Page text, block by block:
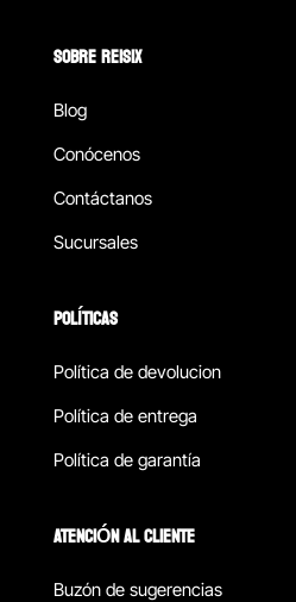
SOBRE REISIX
Blog
Conócenos
Contáctanos
Sucursales
POLÍTICAS
Política de devolucion
Política de entrega
Política de garantía
ATENCIÓN AL CLIENTE
Buzón de sugerencias